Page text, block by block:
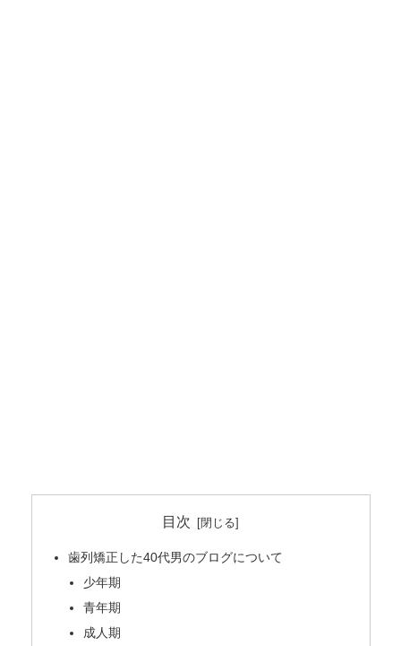
目次
歯列矯正した40代男のブログについて
少年期
青年期
成人期